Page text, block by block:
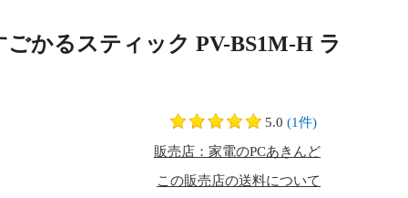
かるスティック PV-BS1M-H ラ
5.0 (1件)
販売店：家電のPCあきんど
この販売店の送料について